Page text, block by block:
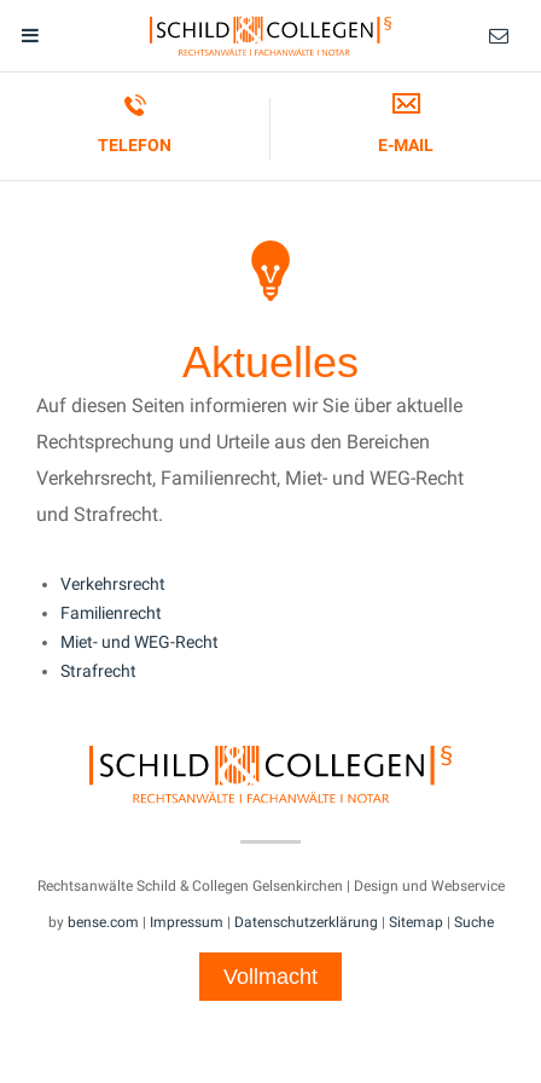
TELEFON E-MAIL
Aktuelles
Auf diesen Seiten informieren wir Sie über aktuelle
Rechtsprechung und Urteile aus den Bereichen
Verkehrsrecht, Familienrecht, Miet- und WEG-Recht
und Strafrecht.
Verkehrsrecht
Familienrecht
Miet- und WEG-Recht
Strafrecht
Rechtsanwälte Schild & Collegen Gelsenkirchen | Design und Webservice
by bense.com | Impressum | Datenschutzerklärung | Sitemap| Suche
Vollmacht